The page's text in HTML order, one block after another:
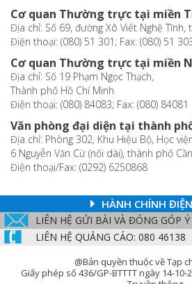
Cơ quan Thường trực tại miền
Địa chỉ: Số 69, đường Xô Viết Nghệ
Điện thoại: (080) 51 301; Fax: (080) 51
Cơ quan Thường trực tại miền
Địa chỉ: Số 19 Phạm Ngọc Thạch,
Thành phố Hồ Chí Minh
Điện thoại: (080) 84083; Fax: (080) 84081
Văn phòng đại diện tại thành
Địa chỉ: Phòng 302, Khu Hiệu Bộ, Học
6 Nguyễn Văn Cừ (nối dài), thành phố
Điện thoại/Fax: (0292) 6250868
HÀNH CHÍNH
LIÊN HỆ GỬI BÀI VÀ ĐÓNG GÓP Ý
LIÊN HỆ QUẢNG CÁO: 080 46138
@Bản quyền thuộc về Tạp
Giấy phép số 436/GP-BTTTT ngày 14-